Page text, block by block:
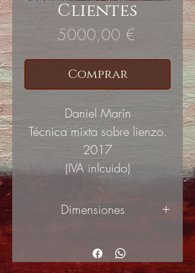
Clientes
5000,00 €Precio
Comprar
Daniel Marín
Técnica mixta sobre lienzo.
2017
(IVA inlcuido)
Dimensiones